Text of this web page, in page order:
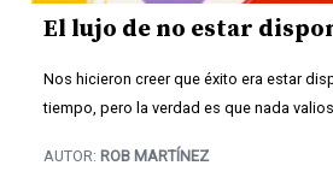
El lujo de no estar
Nos hicieron creer que éxito era estar
tiempo, pero la verdad es que nada
AUTOR: ROB MARTÍNEZ